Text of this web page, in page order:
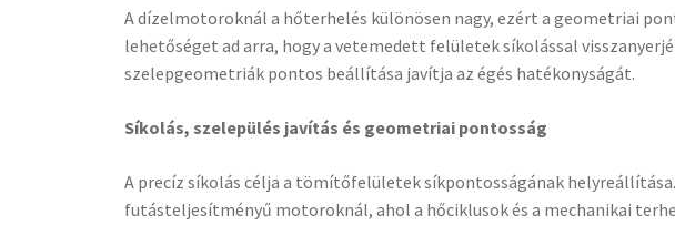
A dízelmotoroknál a hőterhelés különösen nagy, ezért a geometriai
lehetőséget ad arra, hogy a vetemedett felületek síkolással
szelepgeometriák pontos beállítása javítja az égés hatékonyságát.
Síkolás, szelepülés javítás és geometriai pontosság
A precíz síkolás célja a tömítőfelületek síkpontosságának
futásteljesítményű motoroknál, ahol a hőciklusok és a mechanikai